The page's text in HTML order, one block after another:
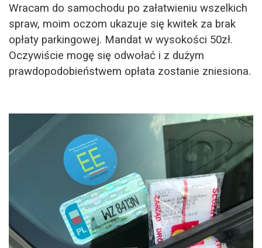
Wracam do samochodu po załatwieniu wszelkich
spraw, moim oczom ukazuje się kwitek za brak
opłaty parkingowej. Mandat w wysokości 50zł.
Oczywiście mogę się odwołać i z dużym
prawdopodobieństwem opłata zostanie zniesiona.